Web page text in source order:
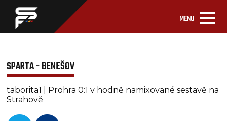
MENU
SPARTA - BENEŠOV
taborita1 | Prohra 0:1 v hodně namixované sestavě na
Strahově